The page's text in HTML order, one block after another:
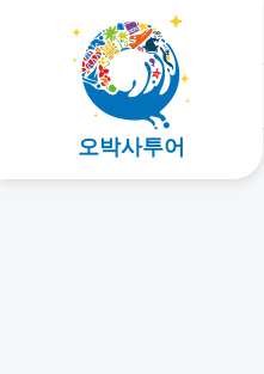
오박사투어